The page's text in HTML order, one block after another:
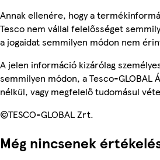
Annak ellenére, hogy a
Tesco nem vállal felelősséget
a jogaidat semmilyen módon nem
A jelen információ kizárólag
semmilyen módon, a Tesco-GLOBAL
nélkül, vagy megfelelő tudomásul
©TESCO-GLOBAL Zrt.
Még nincsenek